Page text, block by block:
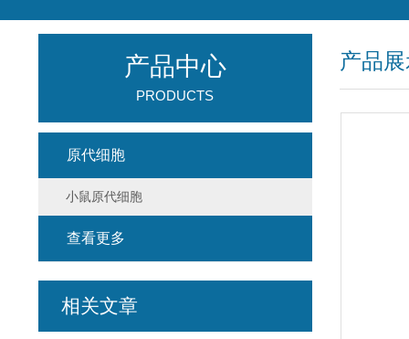
产品
产品中心
PRODUCTS
原代细胞
小鼠原代细胞
查看更多
相关文章